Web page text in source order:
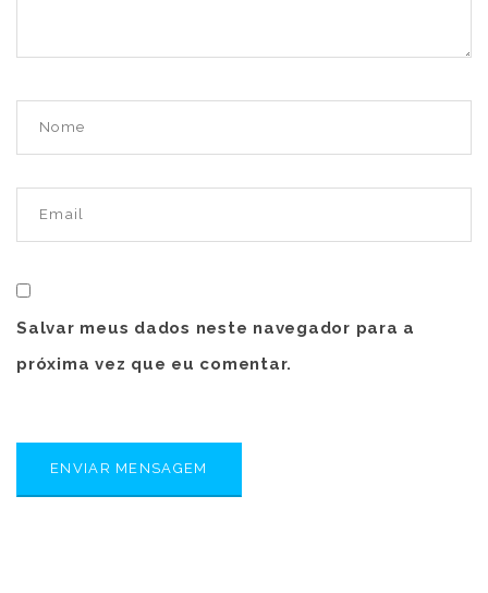
Salvar meus dados neste navegador para a
próxima vez que eu comentar.